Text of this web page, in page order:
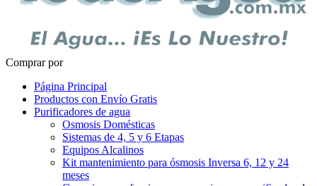
Comprar por
Página Principal
Productos con Envío Gratis
Purificadores de agua
Osmosis Domésticas
Sistemas de 4, 5 y 6 Etapas
Equipos Alcalinos
Kit mantenimiento para ósmosis Inversa 6, 12 y 24
meses